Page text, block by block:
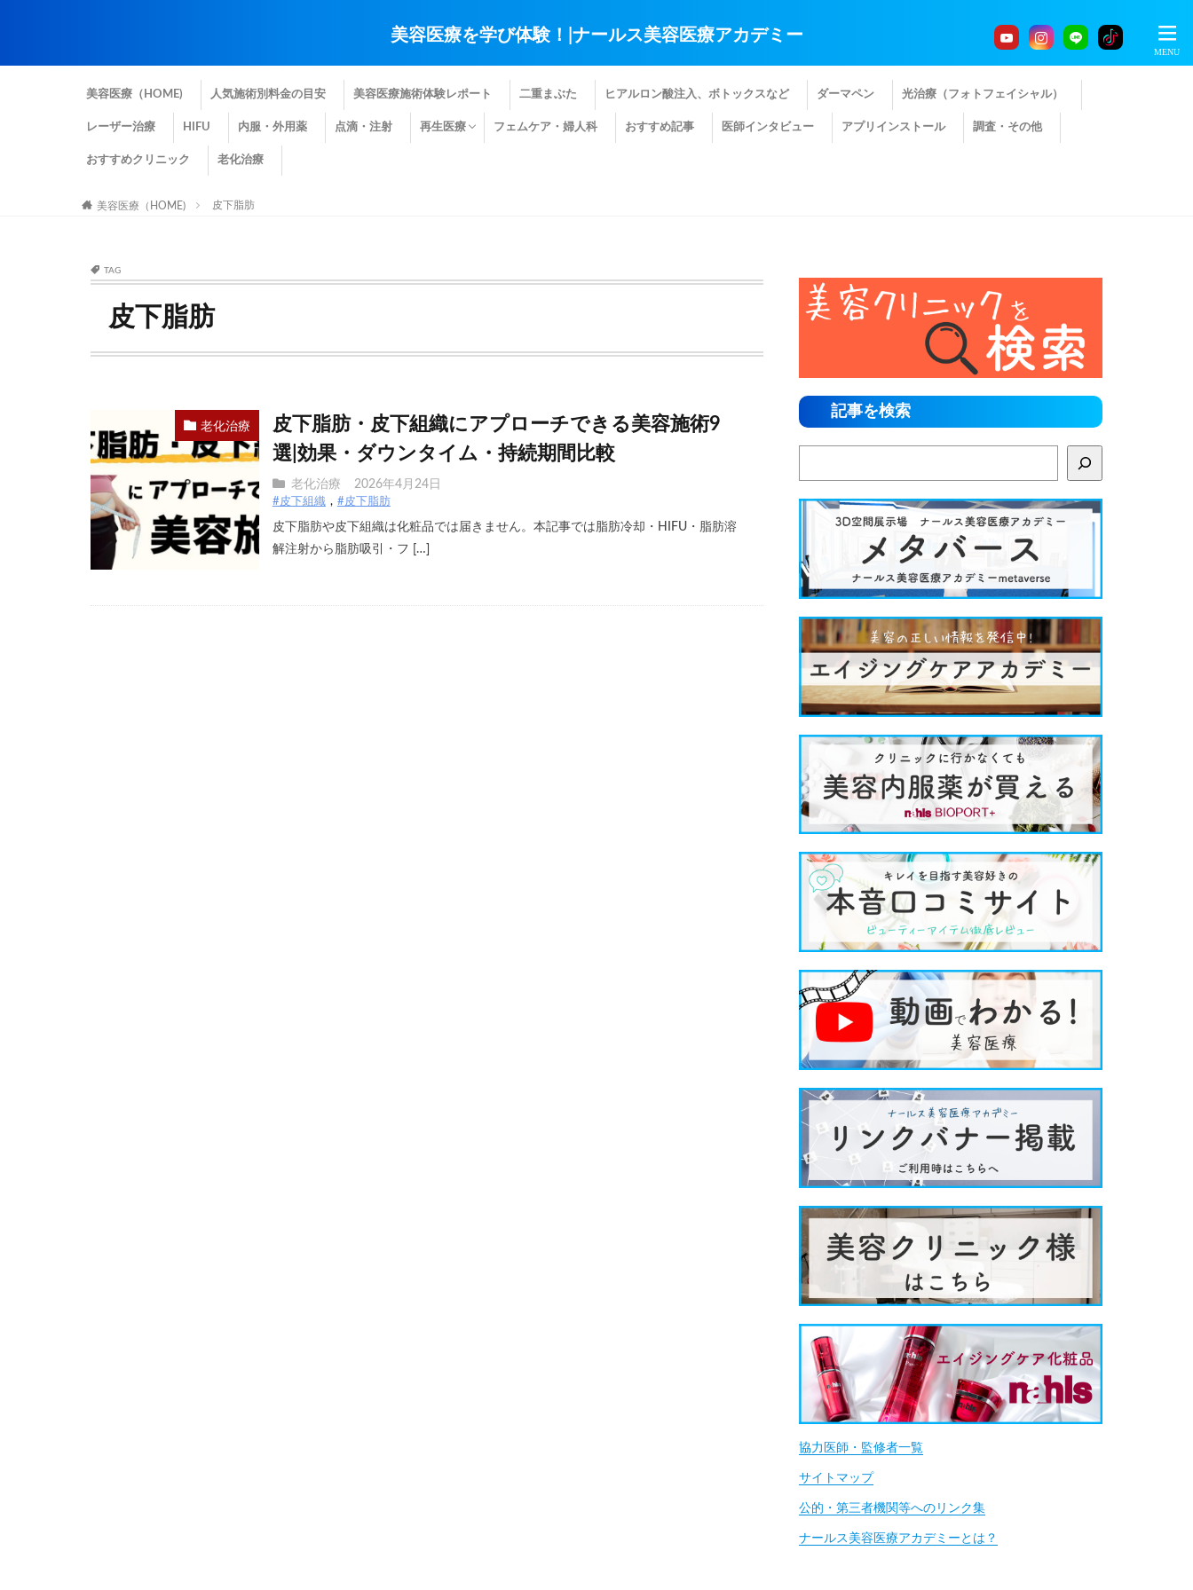
美容医療を学び体験！|ナールス美容医療アカデミー
美容医療（HOME) 人気施術別料金の目安 美容医療施術体験レポート 二重まぶた ヒアルロン酸注入、ボトックスなど ダーマペン 光治療（フォトフェイシャル）
レーザー治療 HIFU 内服・外用薬 点滴・注射 再生医療 フェムケア・婦人科 おすすめ記事 医師インタビュー アプリインストール 調査・その他
おすすめクリニック 老化治療
美容医療（HOME) 皮下脂肪
TAG
皮下脂肪
老化治療
皮下脂肪・皮下組織にアプローチできる美容施術9
選|効果・ダウンタイム・持続期間比較
老化治療 2026年4月24日
#皮下組織 #皮下脂肪
皮下脂肪や皮下組織は化粧品では届きません。本記事では脂肪冷却・HIFU・脂肪溶
解注射から脂肪吸引・フ […]
記事を検索
協力医師・監修者一覧
サイトマップ
公的・第三者機関等へのリンク集
ナールス美容医療アカデミーとは？